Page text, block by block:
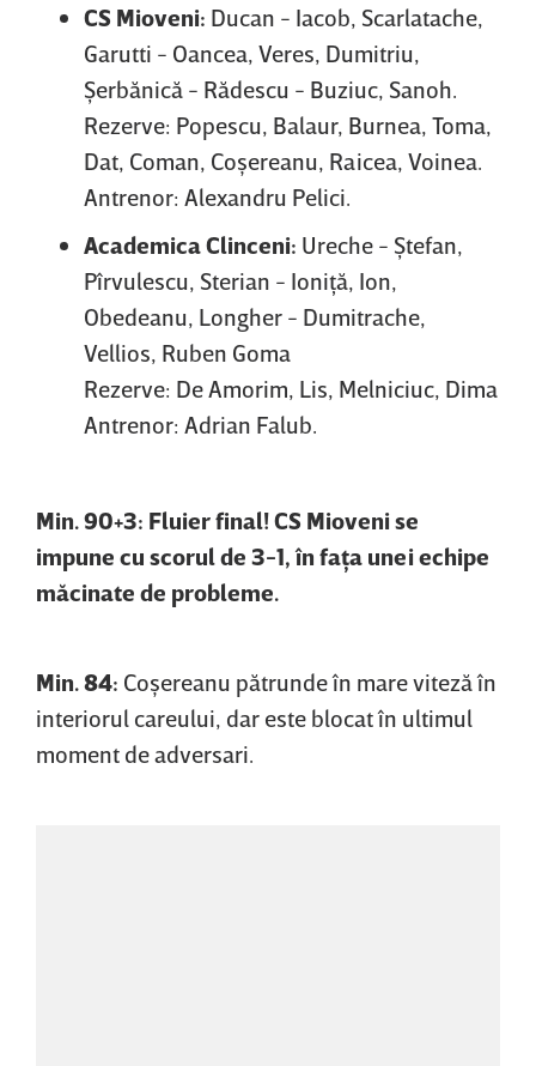
CS Mioveni: Ducan - Iacob, Scarlatache,
Garutti - Oancea, Veres, Dumitriu,
Şerbănică - Rădescu - Buziuc, Sanoh.
Rezerve: Popescu, Balaur, Burnea, Toma,
Dat, Coman, Coşereanu, Raicea, Voinea.
Antrenor: Alexandru Pelici.
Academica Clinceni: Ureche - Ştefan,
Pîrvulescu, Sterian - Ioniţă, Ion,
Obedeanu, Longher - Dumitrache,
Vellios, Ruben Goma
Rezerve: De Amorim, Lis, Melniciuc, Dima
Antrenor: Adrian Falub.
Min. 90+3: Fluier final! CS Mioveni se
impune cu scorul de 3-1, în faţa unei echipe
măcinate de probleme.
Min. 84: Coşereanu pătrunde în mare viteză în
interiorul careului, dar este blocat în ultimul
moment de adversari.